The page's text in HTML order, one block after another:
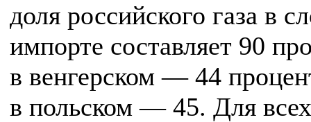
доля российского газа в
импорте составляет 90
в венгерском — 44
в польском — 45. Для